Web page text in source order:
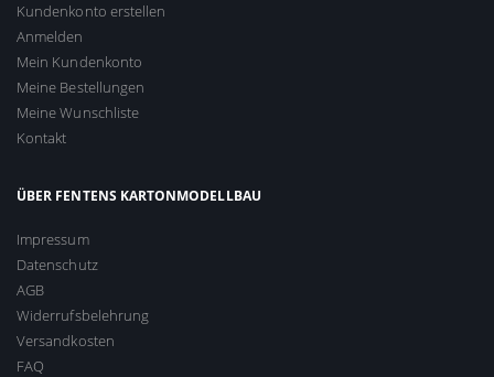
Kundenkonto erstellen
Anmelden
Mein Kundenkonto
Meine Bestellungen
Meine Wunschliste
Kontakt
ÜBER FENTENS KARTONMODELLBAU
Impressum
Datenschutz
AGB
Widerrufsbelehrung
Versandkosten
FAQ